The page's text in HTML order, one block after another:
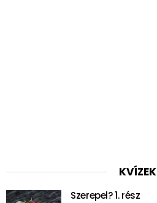
KVÍZEK
Szerepel? 1. rész